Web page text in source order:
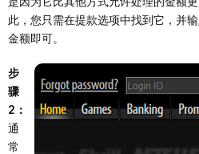
此，您只需在提款选项中找到它，并
金额即可。
步
骤
2：
通
常